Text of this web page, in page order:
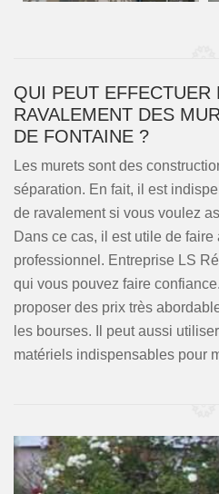
QUI PEUT EFFECTUER
RAVALEMENT DES
DE FONTAINE ?
Les murets sont des
séparation. En fait, il est
de ravalement si vous voulez
Dans ce cas, il est utile de
professionnel. Entreprise LS
qui vous pouvez faire
proposer des prix très
les bourses. Il peut aussi
matériels indispensables pour